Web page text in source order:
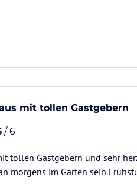
mit tollen Gastgebern
/ 6
tollen Gastgebern und sehr
morgens im Garten sein